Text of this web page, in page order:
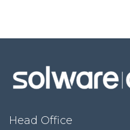
Head Office